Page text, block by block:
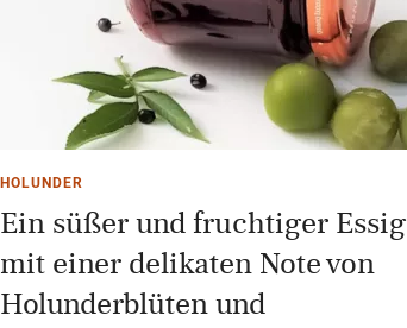
HOLUNDER
Ein süßer und fruchtiger Essig
mit einer delikaten Note von
Holunderblüten und